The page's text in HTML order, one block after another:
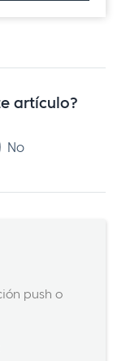
artículo?
No
push o